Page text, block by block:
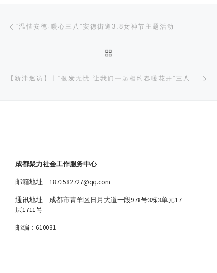
文章导航
“温情安德·暖心三八”安德街道3.8女神节主题活动
【新津巡访】丨“银发无忧 让我们一起相约春暖花开”三八女神节主题活动
成都聚力社会工作服务中心
邮箱地址：1873582727@qq.com
通讯地址：成都市青羊区日月大道一段978号3栋3单元17
层1711号
邮编：610031